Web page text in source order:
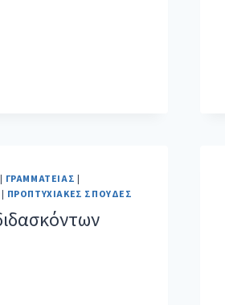
| ΓΡΑΜΜΑΤΕΊΑΣ |
| ΠΡΟΠΤΥΧΙΑΚΈΣ ΣΠΟΥΔΈΣ